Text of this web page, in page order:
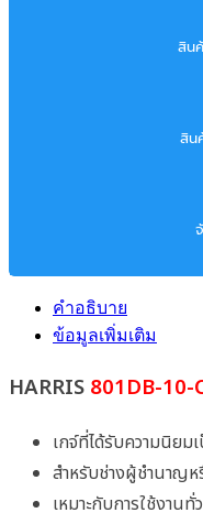
สิน
สิน
คำอธิบาย
ข้อมูลเพิ่มเติม
HARRIS 801DB-10-
เกจ์ที่ได้รับความนิยม
สำหรับช่างผู้ชำนาญ
เหมาะกับการใช้งาน